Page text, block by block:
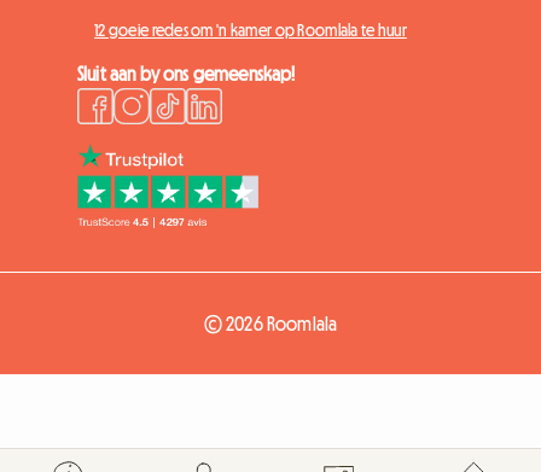
12 goeie redes om 'n kamer op Roomlala te huur
Sluit aan by ons gemeenskap!
© 2026 Roomlala